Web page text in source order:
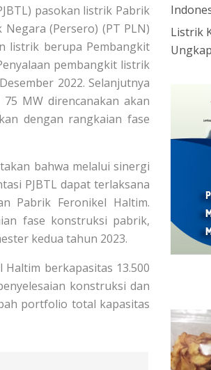
pasokan listrik Pabrik
(Persero) (PT PLN)
listrik berupa Pembangkit
pembangkit listrik
2022. Selanjutnya
MW direncanakan akan
dengan rangkaian fase
bahwa melalui sinergi
PJBTL dapat terlaksana
Pabrik Feronikel Haltim.
fase konstruksi pabrik,
kedua tahun 2023.
berkapasitas 13.500
konstruksi dan
portfolio total kapasitas
Listrik